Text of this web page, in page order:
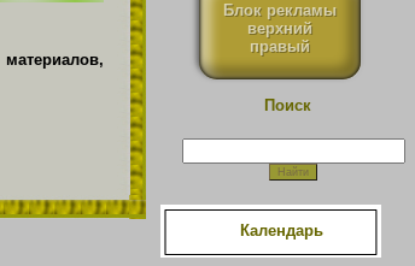
Блок рекламы
верхний
правый
Поиск
Календарь